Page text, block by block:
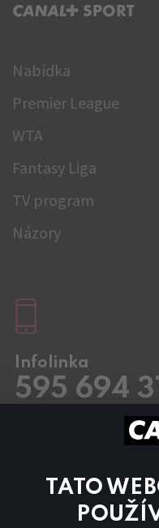
TATO
C+ SPORT
Nabídka
Premier League
WTA
Fantasy Liga
TV program
Názory
Infolinka
595 694
8.00 –
8.00 –
inzerci na programu
kontaktujte na